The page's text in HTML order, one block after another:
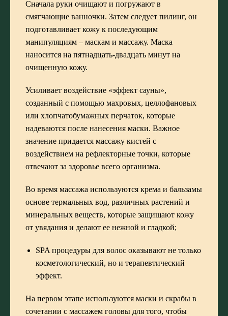
Сначала руки очищают и погружают в
смягчающие ванночки. Затем следует пилинг, он
подготавливает кожу к последующим
манипуляциям – маскам и массажу. Маска
наносится на пятнадцать-двадцать минут на
очищенную кожу.
Усиливает воздействие «эффект сауны»,
созданный с помощью махровых, целлофановых
или хлопчатобумажных перчаток, которые
надеваются после нанесения маски. Важное
значение придается массажу кистей с
воздействием на рефлекторные точки, которые
отвечают за здоровье всего организма.
Во время массажа используются крема и бальзамы
основе термальных вод, различных растений и
минеральных веществ, которые защищают кожу
от увядания и делают ее нежной и гладкой;
SPA процедуры для волос оказывают не только
косметологический, но и терапевтический
эффект.
На первом этапе используются маски и скрабы в
сочетании с массажем головы для того, чтобы